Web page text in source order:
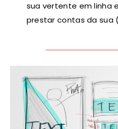
sua vertente em linha
prestar contas da sua